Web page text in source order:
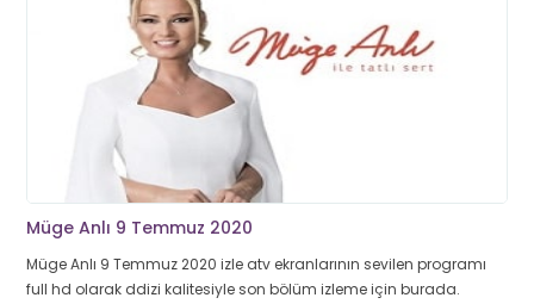
Müge Anlı 9 Temmuz 2020
Müge Anlı 9 Temmuz 2020 izle atv ekranlarının sevilen programı
full hd olarak ddizi kalitesiyle son bölüm izleme için burada.